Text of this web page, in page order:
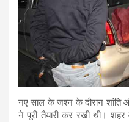
नए साल के जश्न के दौरान शांति
ने पूरी तैयारी कर रखी थी।